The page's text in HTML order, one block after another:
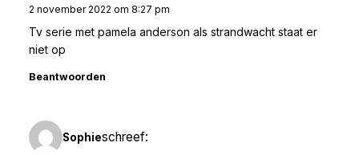
2 november 2022 om 8:27 pm
Tv serie met pamela anderson als strandwacht staat er
niet op
Beantwoorden
Sophieschreef: